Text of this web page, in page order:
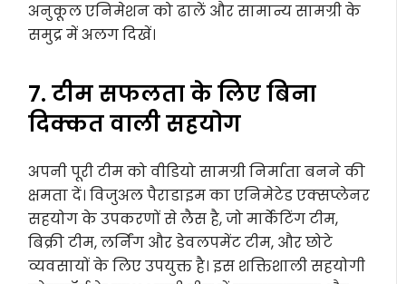
अनुकूल एनिमेशन को ढालें और सामान्य सामग्री के
समुद्र में अलग दिखें।
7. टीम सफलता के लिए बिना
दिक्कत वाली सहयोग
अपनी पूरी टीम को वीडियो सामग्री निर्माता बनने की
क्षमता दें। विजुअल पैराडाइम का एनिमेटेड एक्सप्लेनर
सहयोग के उपकरणों से लैस है, जो मार्केटिंग टीम,
बिक्री टीम, लर्निंग और डेवलपमेंट टीम, और छोटे
व्यवसायों के लिए उपयुक्त है। इस शक्तिशाली सहयोगी